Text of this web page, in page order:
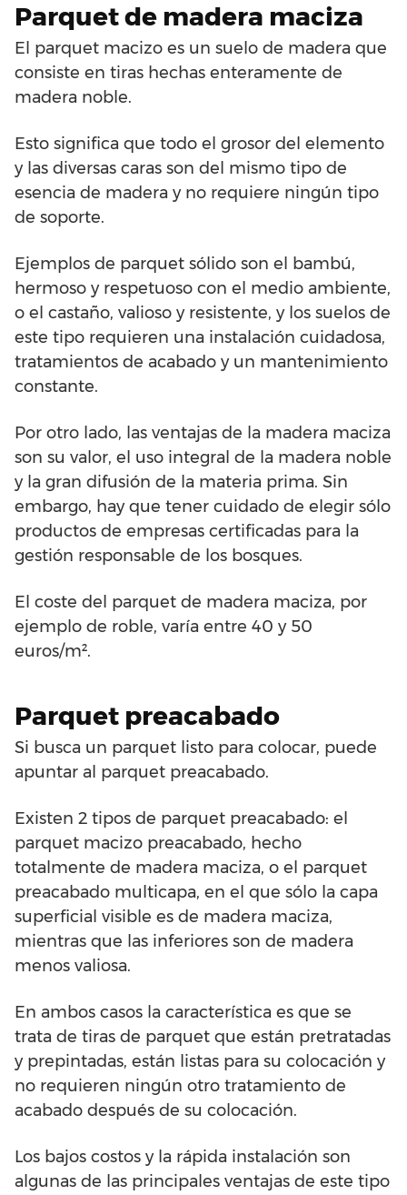
Parquet de madera maciza
El parquet macizo es un suelo de madera que
consiste en tiras hechas enteramente de
madera noble.
Esto significa que todo el grosor del elemento
y las diversas caras son del mismo tipo de
esencia de madera y no requiere ningún tipo
de soporte.
Ejemplos de parquet sólido son el bambú,
hermoso y respetuoso con el medio ambiente,
o el castaño, valioso y resistente, y los suelos de
este tipo requieren una instalación cuidadosa,
tratamientos de acabado y un mantenimiento
constante.
Por otro lado, las ventajas de la madera maciza
son su valor, el uso integral de la madera noble
y la gran difusión de la materia prima. Sin
embargo, hay que tener cuidado de elegir sólo
productos de empresas certificadas para la
gestión responsable de los bosques.
El coste del parquet de madera maciza, por
ejemplo de roble, varía entre 40 y 50
euros/m².
Parquet preacabado
Si busca un parquet listo para colocar, puede
apuntar al parquet preacabado.
Existen 2 tipos de parquet preacabado: el
parquet macizo preacabado, hecho
totalmente de madera maciza, o el parquet
preacabado multicapa, en el que sólo la capa
superficial visible es de madera maciza,
mientras que las inferiores son de madera
menos valiosa.
En ambos casos la característica es que se
trata de tiras de parquet que están pretratadas
y prepintadas, están listas para su colocación y
no requieren ningún otro tratamiento de
acabado después de su colocación.
Los bajos costos y la rápida instalación son
algunas de las principales ventajas de este tipo